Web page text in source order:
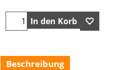
In den Korb
Beschreibung